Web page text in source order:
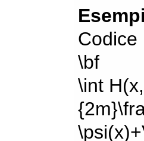
Codice
\bf
\int